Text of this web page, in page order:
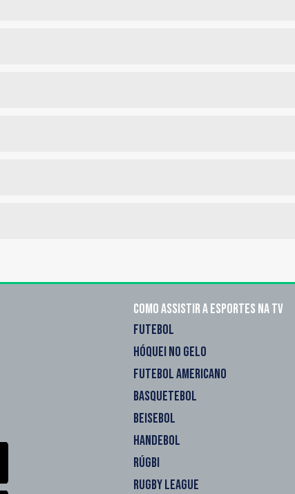
Como assistir a esportes na TV
FUTEBOL
HÓQUEI NO GELO
FUTEBOL AMERICANO
BASQUETEBOL
BEISEBOL
HANDEBOL
RÚGBI
RUGBY LEAGUE